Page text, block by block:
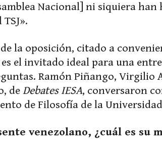
Nacional] ni siquiera han
la oposición, citado a
el invitado ideal para una
Ramón Piñango, Virgilio
deDebates IESA, conversaron
de Filosofía de la
venezolano, ¿cuál es su